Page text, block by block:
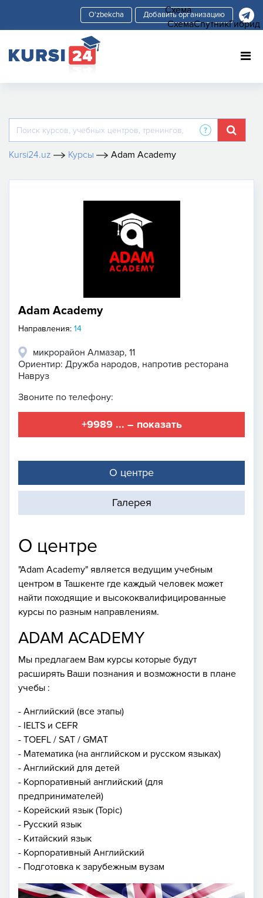
Добавить организацию
Kursi24.uz Курсы Adam Academy
Adam Academy
Направления: 14
микрорайон Алмазар, 11
Ориентир: Дружба народов, напротив ресторана
Навруз
Звоните по телефону:
+9989 ... – показать
О центре
Галерея
О центре
"Adam Academy" является ведущим учебным
центром в Ташкенте где каждый человек может
найти походящие и высококвалифицированные
курсы по разным направлениям.
ADAM ACADEMY
Мы предлагаем Вам курсы которые будут
расширять Ваши познания и возможности в плане
учебы :
- Английский (все этапы)
- IELTS и CEFR
- TOEFL / SAT / GMAT
- Математика (на английском и русском языках)
- Английский для детей
- Корпоративный английский (для
предпринимателей)
- Корейский язык (Topic)
- Русский язык
- Китайский язык
- Корпоративный Английский
- Подготовка к зарубежным вузам
Схема
СхемаСпутникГибрид